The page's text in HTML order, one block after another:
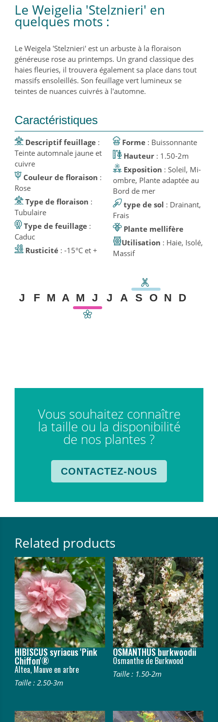
Le Weigelia 'Stelznieri' en
quelques mots :
Le Weigela 'Stelznieri' est un arbuste à la floraison
généreuse rose au printemps. Un grand classique des
haies fleuries, il trouvera également sa place dans tout
massifs ensoleillés. Son feuillage vert lumineux se
teintes de nuances cuivrés à l'automne.
Caractéristiques
Descriptif feuillage :
Teinte automnale jaune et
cuivre
Couleur de floraison :
Rose
Type de floraison :
Tubulaire
Type de feuillage :
Caduc
Rusticité : -15°C et +
Forme
: Buissonnante
Hauteur: 1.50-2m
Exposition : Soleil, Mi-
ombre, Plante adaptée au
Bord de mer
type de sol : Drainant,
Frais
Plante mellifère
Utilisation : Haie, Isolé,
Massif
J F M A M J J A S O N D
Vous souhaitez connaître
la taille ou la disponibilité
de nos plantes ?
CONTACTEZ-NOUS
Related products
HIBISCUS syriacus 'Pink
Chiffon'®
Altea, Mauve en arbre
Taille : 2.50-3m
OSMANTHUS burkwoodii
Osmanthe de Burkwood
Taille : 1.50-2m